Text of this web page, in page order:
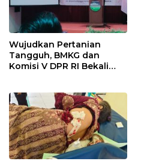
Wujudkan Pertanian
Tangguh, BMKG dan
Komisi V DPR RI Bekali